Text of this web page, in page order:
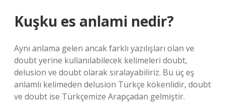
Kuşku es anlami nedir?
Aynı anlama gelen ancak farklı yazılışları olan ve
doubt yerine kullanılabilecek kelimeleri doubt,
delusion ve doubt olarak sıralayabiliriz. Bu üç eş
anlamlı kelimeden delusion Türkçe kökenlidir, doubt
ve doubt ise Türkçemize Arapçadan gelmiştir.